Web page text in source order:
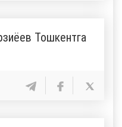
Тошкентга